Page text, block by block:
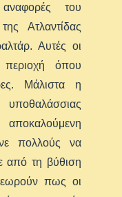
αναφορές του
Ατλαντίδας
Αυτές οι
περιοχή όπου
Μάλιστα η
υποθαλάσσιας
πολλούς να
από τη βύθιση
πως οι